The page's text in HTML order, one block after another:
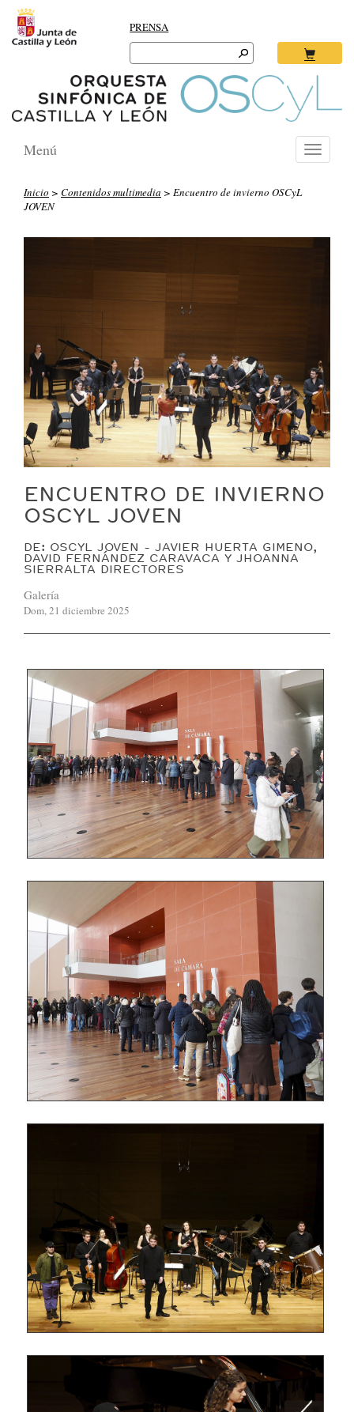
PRENSA
Search
for:
Toggle
Menú
Inicio > Contenidos multimedia > Encuentro de invierno OSCyL
JOVEN
ENCUENTRO DE INVIERNO
OSCYL JOVEN
DE: OSCYL JOVEN - JAVIER HUERTA GIMENO,
DAVID FERNÁNDEZ CARAVACA Y JHOANNA
SIERRALTA DIRECTORES
Galería
Dom, 21 diciembre 2025